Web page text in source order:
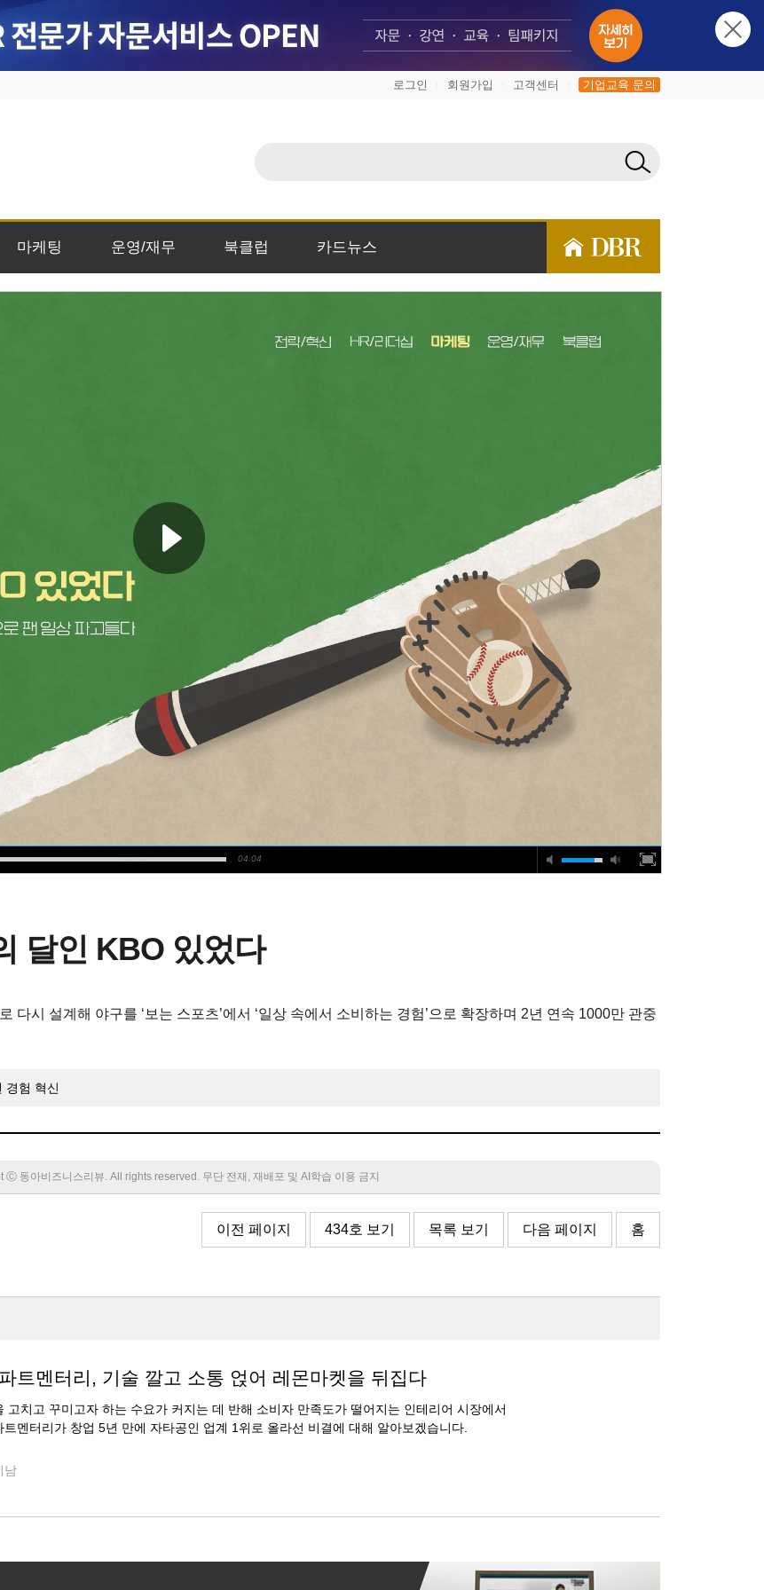
로그인 회원가입 고객센터 기업교육 문의
마케팅 운영/재무 북클럽 카드뉴스
04:04
달인 KBO 있었다
다시 설계해 야구를 ‘보는 스포츠’에서 ‘일상 속에서 소비하는 경험’으로 확장하며 2년 연속 1000만 관중
경험 혁신
Ⓒ 동아비즈니스리뷰. All rights reserved. 무단 전재, 재배포 및 AI학습 이용 금지
이전 페이지 434호 보기 목록 보기 다음 페이지 홈
트멘터리, 기술 깔고 소통 얹어 레몬마켓을 뒤집다
고치고 꾸미고자 하는 수요가 커지는 데 반해 소비자 만족도가 떨어지는 인테리어 시장에서
트멘터리가 창업 5년 만에 자타공인 업계 1위로 올라선 비결에 대해 알아보겠습니다.
남